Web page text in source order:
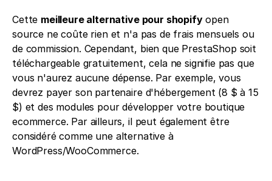
Cette meilleure alternative pour shopify open
source ne coûte rien et n'a pas de frais mensuels ou
de commission. Cependant, bien que PrestaShop soit
téléchargeable gratuitement, cela ne signifie pas que
vous n'aurez aucune dépense. Par exemple, vous
devrez payer son partenaire d'hébergement (8 $ à 15
$) et des modules pour développer votre boutique
ecommerce. Par ailleurs, il peut également être
considéré comme une alternative à
WordPress/WooCommerce.